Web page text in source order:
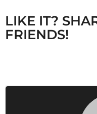
i
n
o
LIKE IT?
FRIENDS!